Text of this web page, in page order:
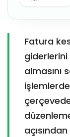
Fatura
giderlerini
almasını